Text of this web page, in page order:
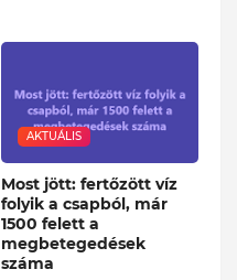
AKTUÁLIS
Most jött: fertőzött víz
folyik a csapból, már
1500 felett a
megbetegedések
száma